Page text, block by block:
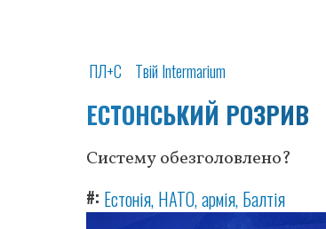
ПЛ+С Твій Intermarium
ЕСТОНСЬКИЙ РОЗРИВ
Систему обезголовлено?
# Естонія НАТО армія Балтія